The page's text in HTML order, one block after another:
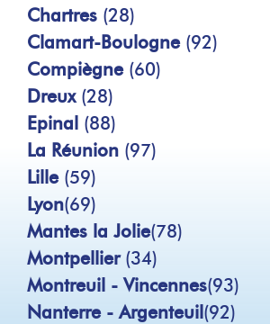
Chartres (28)
Clamart-Boulogne (92)
Compiègne (60)
Dreux (28)
Epinal (88)
La Réunion (97)
Lille (59)
Lyon(69)
Mantes la Jolie(78)
Montpellier (34)
Montreuil - Vincennes(93)
Nanterre - Argenteuil (92)